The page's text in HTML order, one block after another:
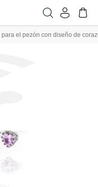
para el pezón con diseño de